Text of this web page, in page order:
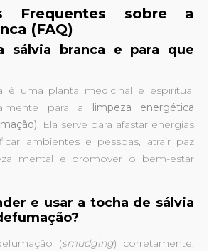
Frequentes sobre a
(FAQ)
sálvia branca e para que
é uma planta medicinal e espiritual
para a limpeza energética
. Ela serve para afastar energias
ambientes e pessoas, atrair paz
mental e promover o bem-estar
e usar a tocha de sálvia
(smudging) corretamente,